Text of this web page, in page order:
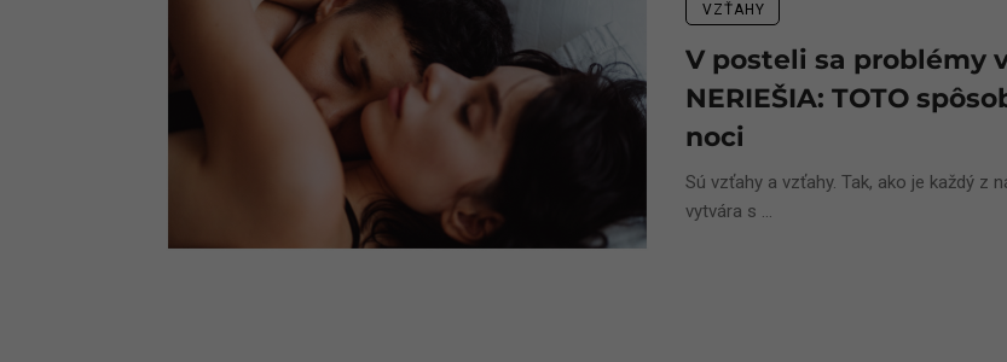
VZŤAHY
V posteli sa problémy
NERIEŠIA: TOTO
noci
Sú vzťahy a vzťahy. Tak, ako je každý z
vytvára s ...